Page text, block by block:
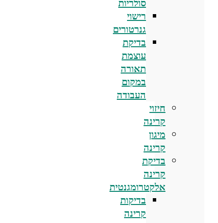
סולריות
רישוי
גנרטורים
בדיקת
עוצמת
תאורה
במקום
העבודה
חיזוי
קרינה
מיגון
קרינה
בדיקת
קרינה
אלקטרומגנטית
בדיקות
קרינה